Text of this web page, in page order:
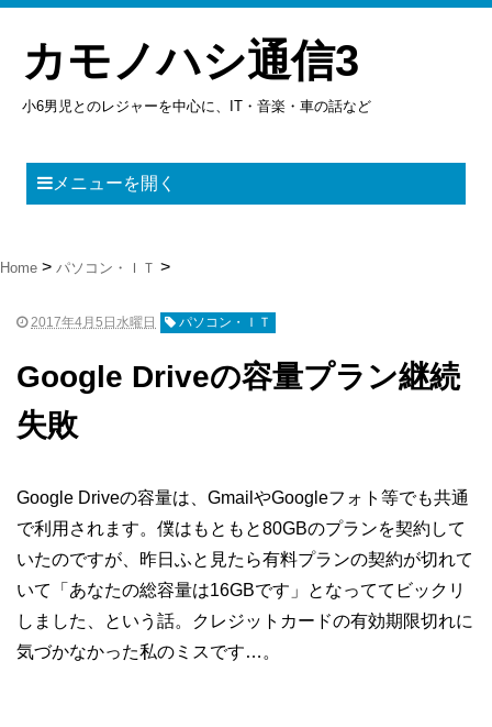
カモノハシ通信3
小6男児とのレジャーを中心に、IT・音楽・車の話など
メニューを開く
Home パソコン・ＩＴ
2017年4月5日水曜日 パソコン・ＩＴ
Google Driveの容量プラン継続
失敗
Google Driveの容量は、GmailやGoogleフォト等でも共通
で利用されます。僕はもともと80GBのプランを契約して
いたのですが、昨日ふと見たら有料プランの契約が切れて
いて「あなたの総容量は16GBです」となっててビックリ
しました、という話。クレジットカードの有効期限切れに
気づかなかった私のミスです…。